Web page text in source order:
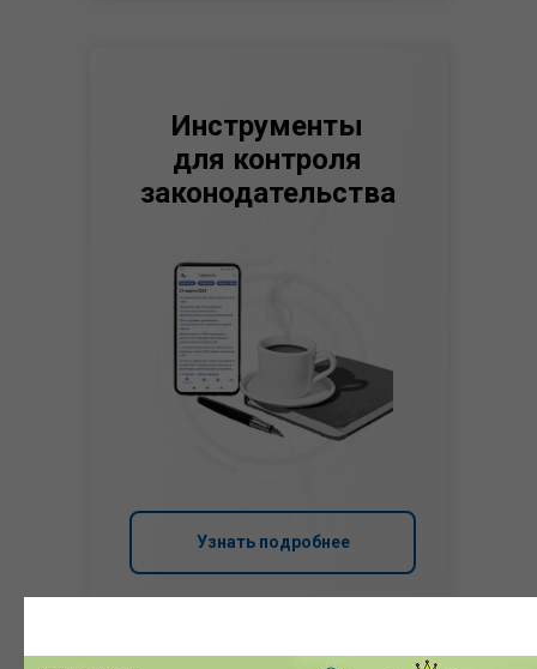
Узнать подробнее
Инструменты
для контроля
законодательства